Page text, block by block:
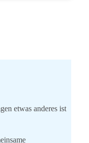
etwas anderes ist